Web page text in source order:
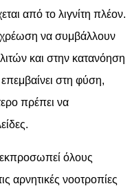
από το λιγνίτη πλέον.
να συμβάλλουν
και στην κατανόηση
στη φύση,
πρέπει να
όλους
αρνητικές νοοτροπίες